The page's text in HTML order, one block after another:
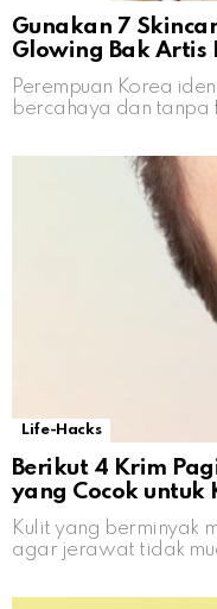
Gunakan 7
Glowing Bak Artis
Perempuan Korea
bercahaya dan tanpa
Life-Hacks
Berikut 4 Krim
yang Cocok untuk
Kulit yang berminyak
agar jerawat tidak